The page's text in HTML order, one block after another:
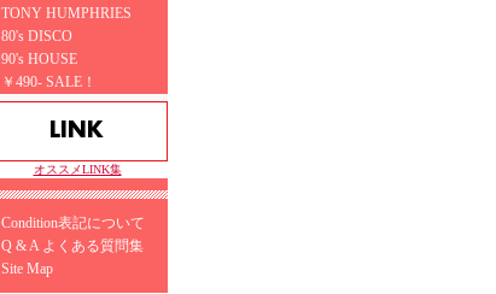
TONY HUMPHRIES
80's DISCO
90's HOUSE
￥490- SALE！
オススメLINK集
Condition表記について
Q & A よくある質問集
Site Map